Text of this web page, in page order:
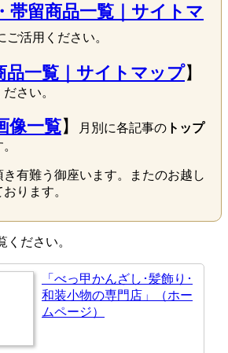
帯留商品一覧｜サイトマ
ご活用ください。
品一覧｜サイトマップ】
さい。
像一覧】 月別に各記事の トップ
有難う御座います。またのお越し
ります。
ださい。
「べっ甲かんざし･髪飾り･
和装小物の専門店」（ホー
ムページ）